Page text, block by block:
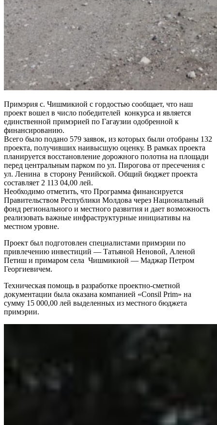
Примэрия с. Чишмикиой с гордостью сообщает, что наш
проект вошел в число победителей конкурса и является
единственной примэрией по Гагаузии одобренной к
финансированию.
Всего было подано 579 заявок, из которых были отобраны 132
проекта, получивших наивысшую оценку. В рамках проекта
планируется восстановление дорожного полотна на площади
перед центральным парком по ул. Пирогова от пресечения с
ул. Ленина в сторону Ренийской. Общий бюджет проекта
составляет 2 113 04,00 лей.
Необходимо отметить, что Программа финансируется
Правительством Республики Молдова через Национальный
фонд регионального и местного развития и дает возможность
реализовать важные инфраструктурные инициативы на
местном уровне.
Проект был подготовлен специалистами примэрии по
привлечению инвестиций — Татьяной Неновой, Аленой
Петиш и примаром села Чишмикиой — Маджар Петром
Георгиевичем.
Техническая помощь в разработке проектно-сметной
документации была оказана компанией «Consil Prim» на
сумму 15 000,00 лей выделенных из местного бюджета
примэрии.